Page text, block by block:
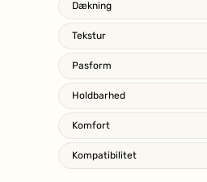
Dækning
Tekstur
Pasform
Holdbarhed
Komfort
Kompatibilitet